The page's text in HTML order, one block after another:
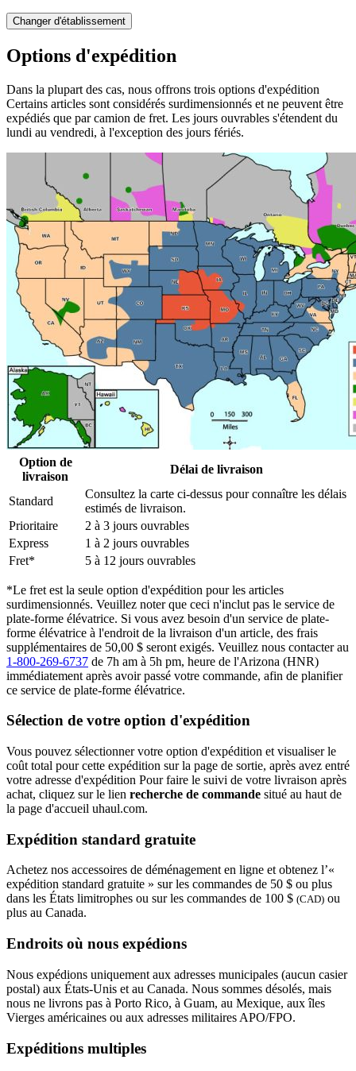
Changer d'établissement
Options d'expédition
Dans la plupart des cas, nous offrons trois options d'expédition
Certains articles sont considérés surdimensionnés et ne peuvent être
expédiés que par camion de fret. Les jours ouvrables s'étendent du
lundi au vendredi, à l'exception des jours fériés.
Option de
livraison
Délai de livraison
Standard
Consultez la carte ci-dessus pour connaître les délais
estimés de livraison.
Prioritaire
2 à 3 jours ouvrables
Express
1 à 2 jours ouvrables
Fret*
5 à 12 jours ouvrables
*Le fret est la seule option d'expédition pour les articles
surdimensionnés. Veuillez noter que ceci n'inclut pas le service de
plate-forme élévatrice. Si vous avez besoin d'un service de plate-
forme élévatrice à l'endroit de la livraison d'un article, des frais
supplémentaires de 50,00 $ seront exigés. Veuillez nous contacter au
1-800-269-6737 de 7h am à 5h pm, heure de l'Arizona (HNR)
immédiatement après avoir passé votre commande, afin de planifier
ce service de plate-forme élévatrice.
Sélection de votre option d'expédition
Vous pouvez sélectionner votre option d'expédition et visualiser le
coût total pour cette expédition sur la page de sortie, après avez entré
votre adresse d'expédition Pour faire le suivi de votre livraison après
achat, cliquez sur le lien recherche de commande situé au haut de
la page d'accueil uhaul.com.
Expédition standard gratuite
Achetez nos accessoires de déménagement en ligne et obtenez l’«
expédition standard gratuite » sur les commandes de 50 $ ou plus
dans les États limitrophes ou sur les commandes de 100 $ (CAD) ou
plus au Canada.
Endroits où nous expédions
Nous expédions uniquement aux adresses municipales (aucun casier
postal) aux États-Unis et au Canada. Nous sommes désolés, mais
nous ne livrons pas à Porto Rico, à Guam, au Mexique, aux îles
Vierges américaines ou aux adresses militaires APO/FPO.
Expéditions multiples